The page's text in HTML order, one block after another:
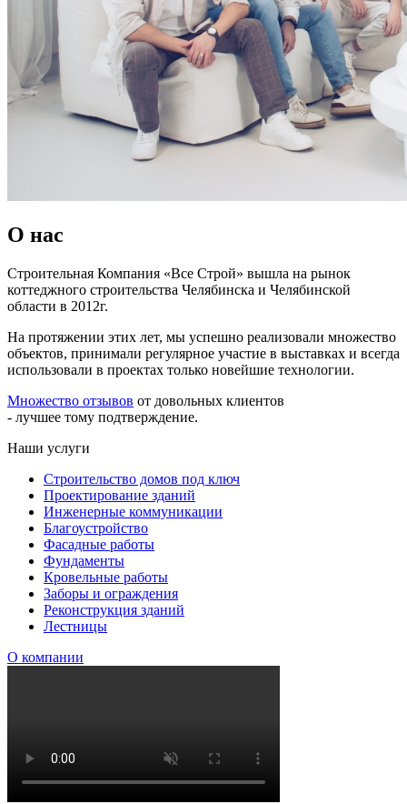
О нас
Строительная Компания «Все Строй» вышла на рынок
коттеджного строительства Челябинска и Челябинской
области в 2012г.
На протяжении этих лет, мы успешно реализовали множество
объектов, принимали регулярное участие в выставках и всегда
использовали в проектах только новейшие технологии.
Множество отзывов от довольных клиентов
- лучшее тому подтверждение.
Наши услуги
Строительство домов под ключ
Проектирование зданий
Инженерные коммуникации
Благоустройство
Фасадные работы
Фундаменты
Кровельные работы
Заборы и ограждения
Реконструкция зданий
Лестницы
О компании